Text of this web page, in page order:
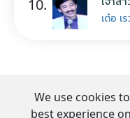
10.
เต๋อ เ
We use cookies
best experience